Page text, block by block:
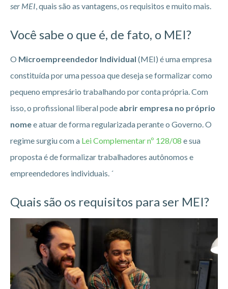
ser MEI, quais são as vantagens, os requisitos e muito mais.
Você sabe o que é, de fato, o MEI?
O Microempreendedor Individual (MEI) é uma empresa
constituída por uma pessoa que deseja se formalizar como
pequeno empresário trabalhando por conta própria. Com
isso, o profissional liberal pode abrir empresa no próprio
nomee atuar de forma regularizada perante o Governo. O
regime surgiu com a Lei Complementar nº 128/08 e sua
proposta é de formalizar trabalhadores autônomos e
empreendedores individuais. ´
Quais são os requisitos para ser MEI?